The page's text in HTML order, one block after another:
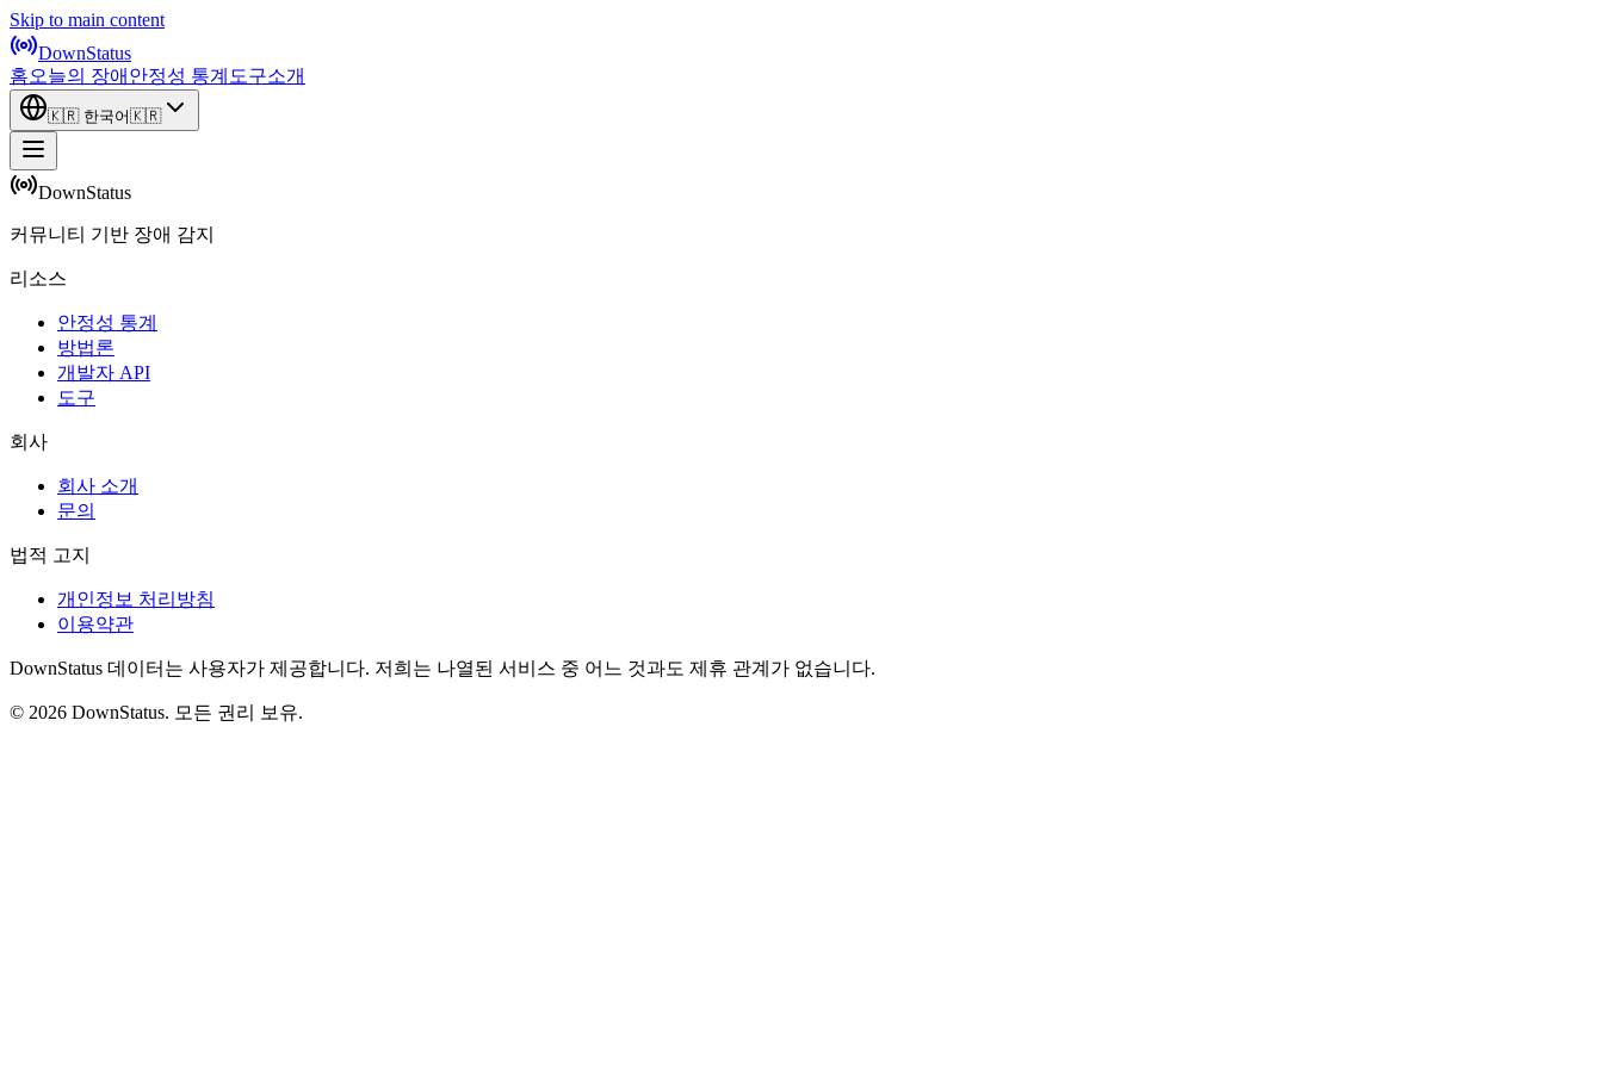
Skip to main content
DownStatus
홈오늘의 장애 안정성 통계 도구소개
🇰🇷 한국어🇰🇷
DownStatus
커뮤니티 기반 장애 감지
리소스
안정성 통계
방법론
개발자 API
도구
회사
회사 소개
문의
법적 고지
개인정보 처리방침
이용약관
DownStatus 데이터는 사용자가 제공합니다. 저희는 나열된 서비스 중 어느 것과도 제휴 관계가 없습니다.
© 2026 DownStatus. 모든 권리 보유.